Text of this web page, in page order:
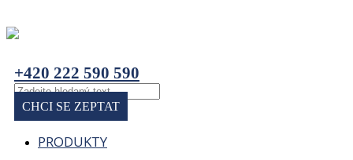
+420 222 590 590
CHCI SE ZEPTAT
PRODUKTY